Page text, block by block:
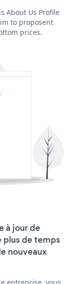
About Us Profile
to proposent
prices.
à jour de
plus de temps
nouveaux